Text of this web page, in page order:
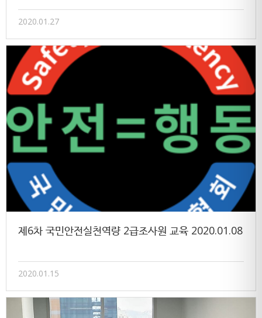
2020.01.27
제6차 국민안전실천역량 2급조사원 교육 2020.01.08
2020.01.15